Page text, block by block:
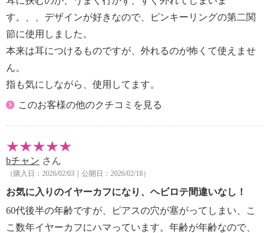
す。、、デザインが好きなので、ピンキーリングの第二関
節に使用しました。
本来は耳につけるものですが、外れるのが怖くて使えませ
ん。
指も気にしながら、使用してます。
このお客様の他のクチコミを見る
bチャン さん
（購入日：2026/02/03｜公開日：2026/02/18）
お気に入りのイヤーカフになり、ヘビロテ間違いなし！
60代後半の年齢ですが、ピアスの穴が塞がってしまい、こ
こ数年イヤーカフにハマっています。年齢が年齢なので、